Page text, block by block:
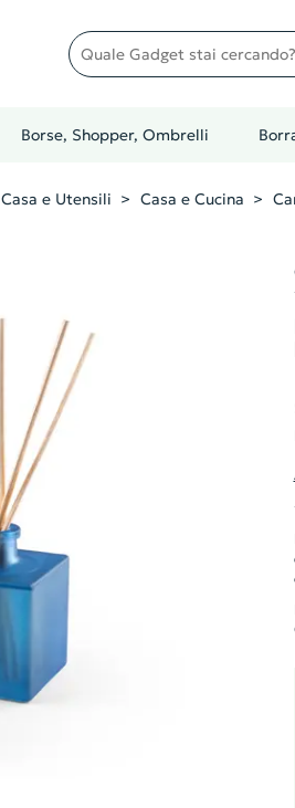
Quale gadget stai cercando?
Borse, Shopper, Ombrelli
Casa e Utensili Casa e Cucina